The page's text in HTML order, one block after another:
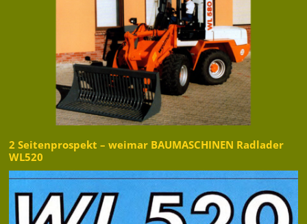
2 Seitenprospekt – weimar BAUMASCHINEN Radlader
WL520